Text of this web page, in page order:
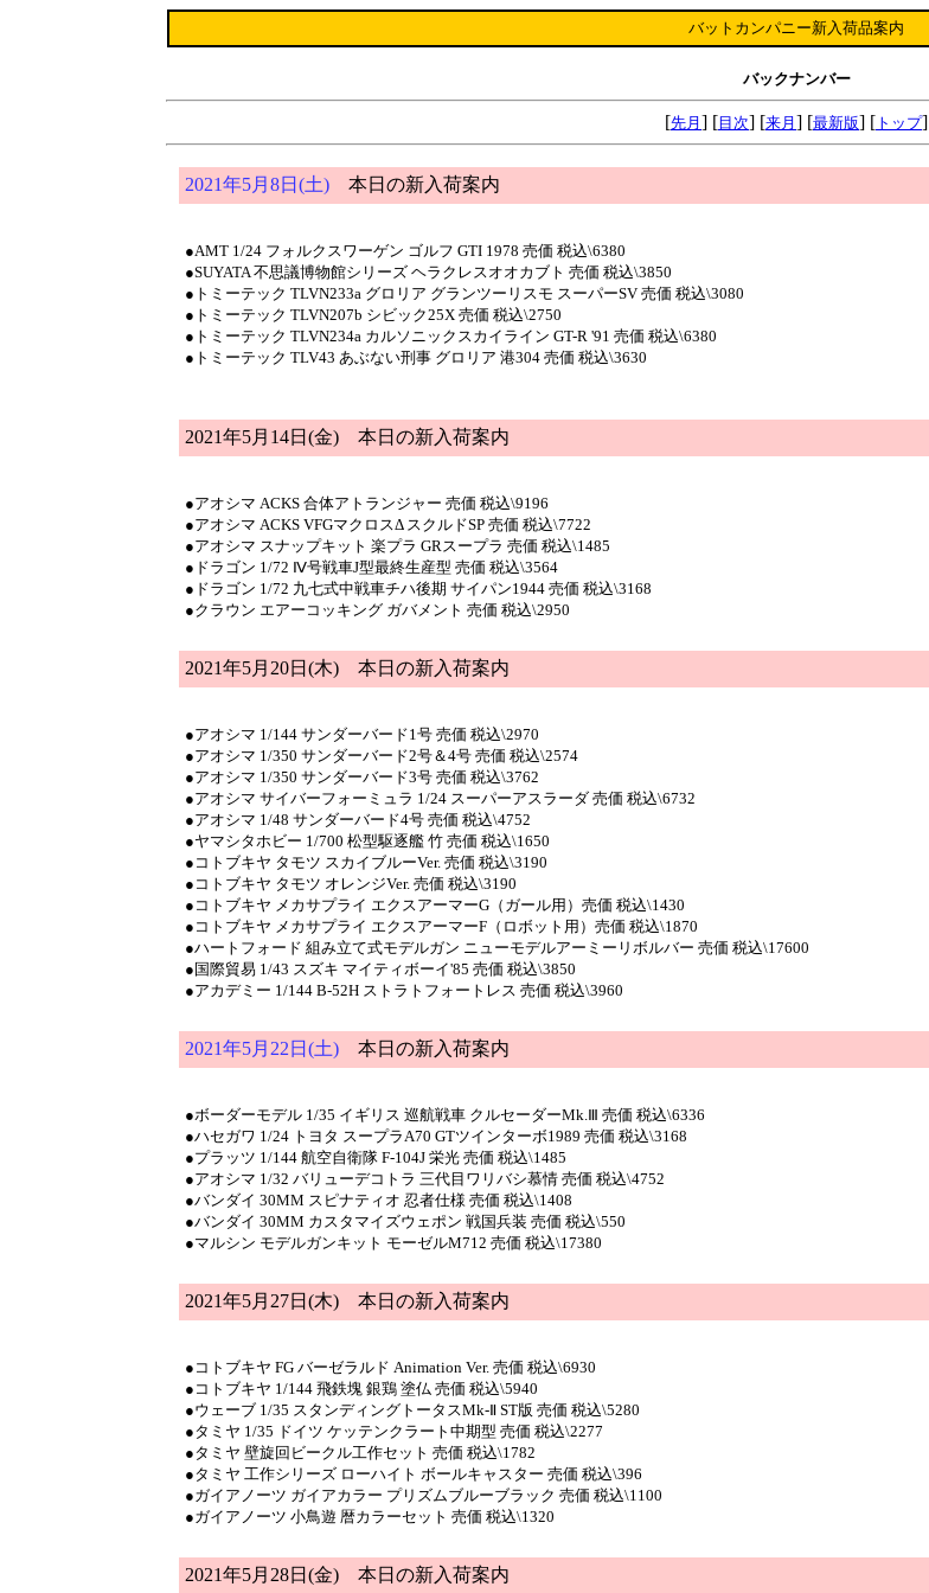
バットカンパニー新入荷品案内
バックナンバー
[先月 ] [目次] [来月 ] [最新版] [ トップ]
2021年5月8日(土) 本日の新入荷案内
●AMT 1/24 フォルクスワーゲン ゴルフ GTI 1978 売価 税込\6380
●SUYATA 不思議博物館シリーズ ヘラクレスオオカブト 売価 税込\3850
●トミーテック TLVN233a グロリア グランツーリスモ スーパーSV 売価 税込\3080
●トミーテック TLVN207b シビック25X 売価 税込\2750
●トミーテック TLVN234a カルソニックスカイライン GT-R '91 売価 税込\6380
●トミーテック TLV43 あぶない刑事 グロリア 港304 売価 税込\3630
2021年5月14日(金) 本日の新入荷案内
●アオシマ ACKS 合体アトランジャー 売価 税込\9196
●アオシマ ACKS VFGマクロスΔ スクルドSP 売価 税込\7722
●アオシマ スナップキット 楽プラ GRスープラ 売価 税込\1485
●ドラゴン 1/72 Ⅳ号戦車J型最終生産型 売価 税込\3564
●ドラゴン 1/72 九七式中戦車チハ後期 サイパン1944 売価 税込\3168
●クラウン エアーコッキング ガバメント 売価 税込\2950
2021年5月20日(木) 本日の新入荷案内
●アオシマ 1/144 サンダーバード1号 売価 税込\2970
●アオシマ 1/350 サンダーバード2号＆4号 売価 税込\2574
●アオシマ 1/350 サンダーバード3号 売価 税込\3762
●アオシマ サイバーフォーミュラ 1/24 スーパーアスラーダ 売価 税込\6732
●アオシマ 1/48 サンダーバード4号 売価 税込\4752
●ヤマシタホビー 1/700 松型駆逐艦 竹 売価 税込\1650
●コトブキヤ タモツ スカイブルーVer. 売価 税込\3190
●コトブキヤ タモツ オレンジVer. 売価 税込\3190
●コトブキヤ メカサプライ エクスアーマーG（ガール用）売価 税込\1430
●コトブキヤ メカサプライ エクスアーマーF（ロボット用）売価 税込\1870
●ハートフォード 組み立て式モデルガン ニューモデルアーミーリボルバー 売価 税込\17600
●国際貿易 1/43 スズキ マイティボーイ'85 売価 税込\3850
●アカデミー 1/144 B-52H ストラトフォートレス 売価 税込\3960
2021年5月22日(土) 本日の新入荷案内
●ボーダーモデル 1/35 イギリス 巡航戦車 クルセーダーMk.Ⅲ 売価 税込\6336
●ハセガワ 1/24 トヨタ スープラA70 GTツインターボ1989 売価 税込\3168
●プラッツ 1/144 航空自衛隊 F-104J 栄光 売価 税込\1485
●アオシマ 1/32 バリューデコトラ 三代目ワリバシ慕情 売価 税込\4752
●バンダイ 30MM スピナティオ 忍者仕様 売価 税込\1408
●バンダイ 30MM カスタマイズウェポン 戦国兵装 売価 税込\550
●マルシン モデルガンキット モーゼルM712 売価 税込\17380
2021年5月27日(木) 本日の新入荷案内
●コトブキヤ FG バーゼラルド Animation Ver. 売価 税込\6930
●コトブキヤ 1/144 飛鉄塊 銀鶏 塗仏 売価 税込\5940
●ウェーブ 1/35 スタンディングトータスMk-Ⅱ ST版 売価 税込\5280
●タミヤ 1/35 ドイツ ケッテンクラート中期型 売価 税込\2277
●タミヤ 壁旋回ビークル工作セット 売価 税込\1782
●タミヤ 工作シリーズ ローハイト ボールキャスター 売価 税込\396
●ガイアノーツ ガイアカラー プリズムブルーブラック 売価 税込\1100
●ガイアノーツ 小鳥遊 暦カラーセット 売価 税込\1320
2021年5月28日(金) 本日の新入荷案内